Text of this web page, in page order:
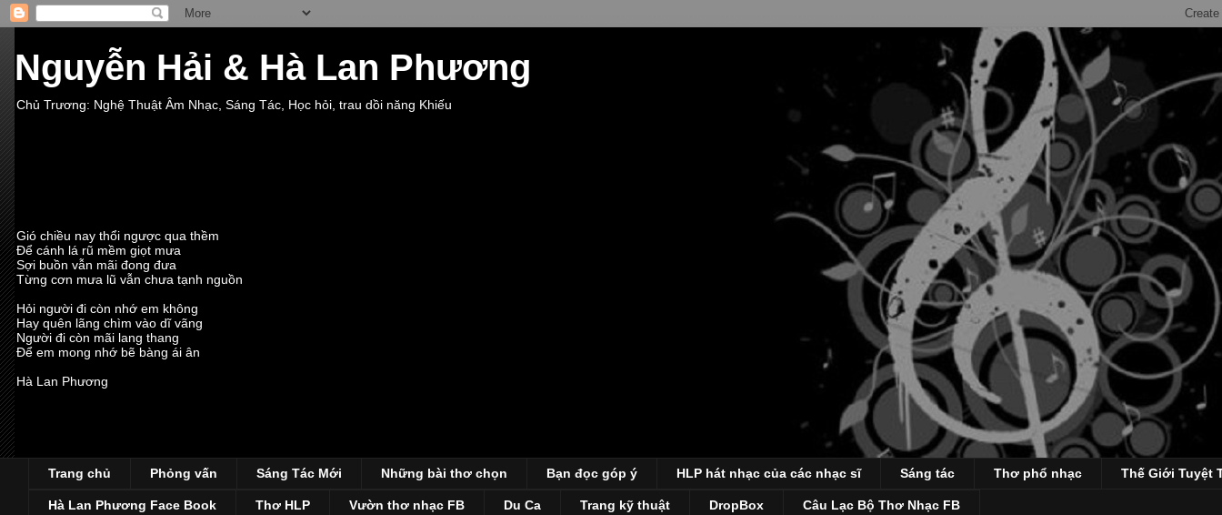
Nguyễn Hải & Hà Lan Phương
Chủ Trương: Nghệ Thuật Âm Nhạc, Sáng Tác, Học hỏi, trau dồi năng Khiếu
Gió chiều nay thổi ngược qua thềm
Để cánh lá rũ mềm giọt mưa
Sợi buồn vẫn mãi đong đưa
Từng cơn mưa lũ vẫn chưa tạnh nguồn
Hỏi người đi còn nhớ em không
Hay quên lãng chìm vào dĩ vãng
Người đi còn mãi lang thang
Để em mong nhớ bẽ bàng ái ân
Hà Lan Phương
Trang chủ Phỏng vấn Sáng Tác Mới Những bài thơ chọn Bạn đọc góp ý HLP hát nhạc của các nhạc sĩ Sáng tác Thơ phổ nhạc Thế Giới Tuyệt
Hà Lan Phương Face Book Thơ HLP Vườn thơ nhạc FB Du Ca Trang kỹ thuật DropBox Câu Lạc Bộ Thơ Nhạc FB